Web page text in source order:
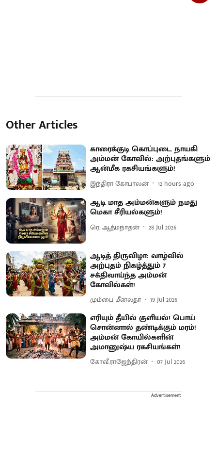
Other Articles
காரைக்குடி கொப்புடை நாயகி
அம்மன் கோவில்: அற்புதங்களும்
ஆன்மீக ரகசியங்களும்!
இந்திரா கோபாலன் 12 hours ago
ஆடி மாத அம்மன்களும் நமது
மெகா சீரியல்களும்!
ரெ. ஆத்மநாதன் 28 Jul 2026
ஆடித் திருவிழா: வாழ்வில்
அற்புதம் நிகழ்த்தும் 7
சக்திவாய்ந்த அம்மன்
கோவில்கள்!
மும்பை மீனலதா 19 Jul 2026
எரியும் தீயில் குளியல்! பொய்
சொன்னால் தண்டிக்கும் மரம்!
அம்மன் கோயில்களின்
அமானுஷ்ய ரகசியங்கள்!
கோவீ.ராஜேந்திரன் 07 Jul 2026
Advertisement